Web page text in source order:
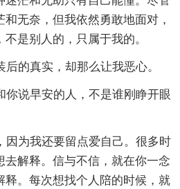
无奈，但我依然勇敢地面对，
是别人的，只属于我的。
的真实，却那么让我恶心。
你说早安的人，不是谁刚睁开眼
因为我还要留点爱自己。很多时
去解释。信与不信，就在你一念
释。每次想找个人陪的时候，就